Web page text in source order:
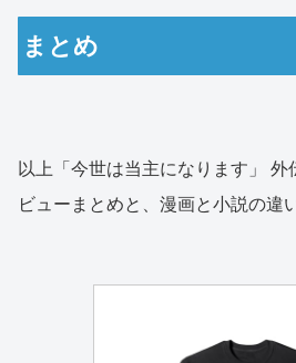
まとめ
以上「今世は当主になります」 外
ビューまとめと、漫画と小説の違